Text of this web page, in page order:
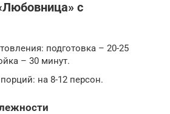
с
подготовка – 20-25
– 30 минут.
на 8-12 персон.